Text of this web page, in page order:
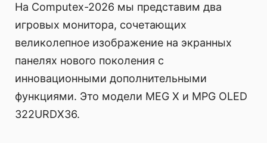
На Computex-2026 мы представим два
игровых монитора, сочетающих
великолепное изображение на экранных
панелях нового поколения с
инновационными дополнительными
функциями. Это модели MEG X и MPG OLED
322URDX36.